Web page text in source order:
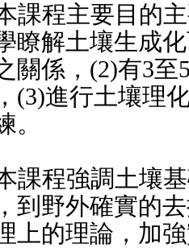
課程主要目的
瞭解土壤生成
關係，(2)有3
(3)進行土壤理
。
課程強調土壤
到野外確實的
上的理論，加